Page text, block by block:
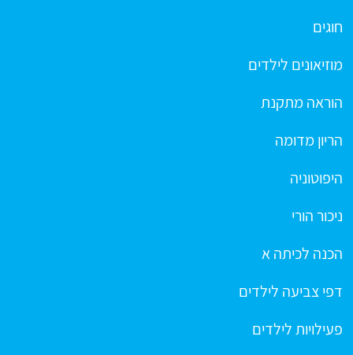
חוגים
מוזיאונים לילדים
הוראה מתקנת
הריון מדומה
היפוטוניה
ניכור הורי
הכנה לכיתה א
דפי צביעה לילדים
פעילויות לילדים